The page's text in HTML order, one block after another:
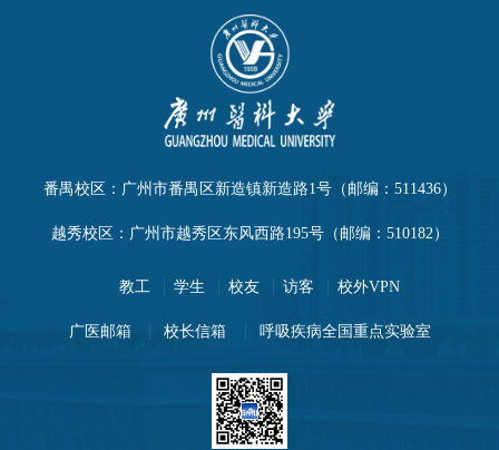
番禺校区：广州市番禺区新造镇新造路1号（邮编：511436）
越秀校区：广州市越秀区东风西路195号（邮编：510182）
教工 学生 校友 访客 校外VPN
广医邮箱 校长信箱 呼吸疾病全国重点实验室